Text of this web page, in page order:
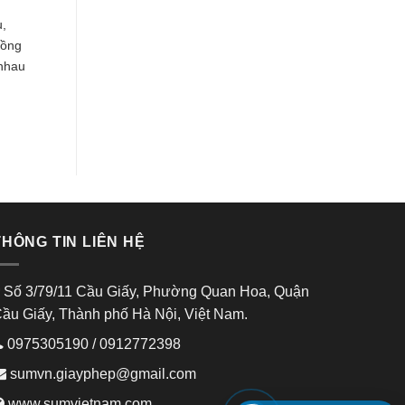
TIN LIÊN HỆ
Số 3/79/11 Cầu Giấy, Phường Quan Hoa, Quận
Giấy, Thành phố Hà Nội, Việt Nam.
0975305190 /0912772398
sumvn.giayphep@gmail.com